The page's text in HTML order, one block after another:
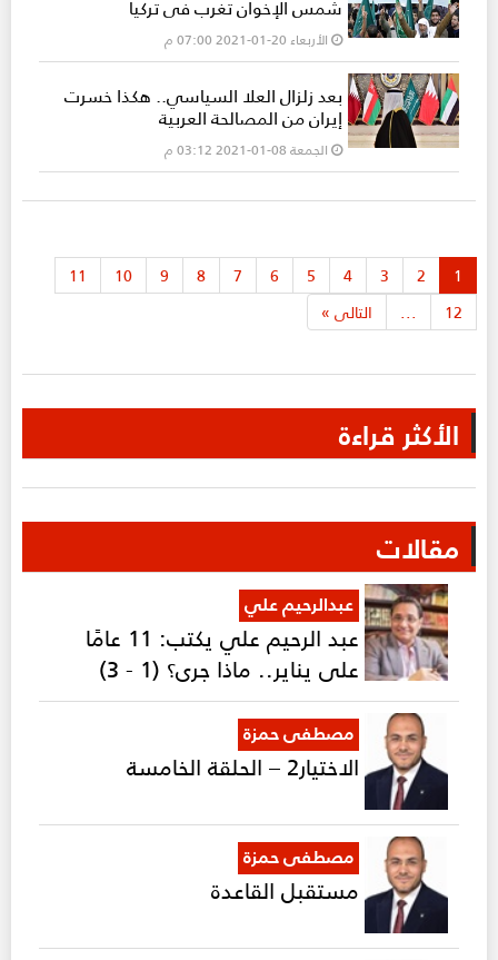
شمس الإخوان تغرب في تركيا
الأربعاء 20-01-2021 07:00 م
بعد زلزال العلا السياسي.. هكذا خسرت
إيران من المصالحة العربية
الجمعة 08-01-2021 03:12 م
1
2
3
4
5
6
7
8
9
10
11
12
... التالى»
الأكثر قراءة
مقالات
عبدالرحيم علي
عبد الرحيم علي يكتب: 11 عامًا
على يناير.. ماذا جرى؟ (1 - 3)
مصطفى حمزة
الاختيار2 – الحلقة الخامسة
مصطفى حمزة
مستقبل القاعدة